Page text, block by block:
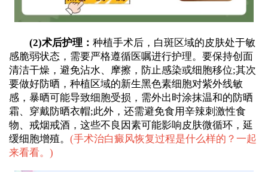
(2)术后护理： 种植手术后，白斑区域的皮肤处于敏
感脆弱状态，需要严格遵循医嘱进行护理。要保持创面
清洁干燥，避免沾水、摩擦，防止感染或细胞移位;其次
要做好防晒，种植区域的新生黑色素细胞对紫外线敏
感，暴晒可能导致细胞受损，需外出时涂抹温和的防晒
霜、穿戴防晒衣帽;此外，还需避免食用辛辣刺激性食
物、戒烟戒酒，这些不良因素可能影响皮肤微循环，延
缓细胞增殖。 (手术治白癜风恢复过程是什么样的？一起
来看看。 )